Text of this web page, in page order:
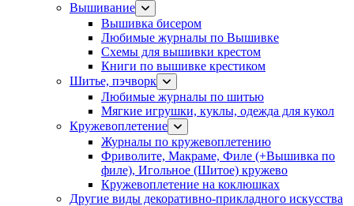
Вышивание
Вышивка бисером
Любимые журналы по Вышивке
Схемы для вышивки крестом
Книги по вышивке крестиком
Шитье, пэчворк
Любимые журналы по шитью
Мягкие игрушки, куклы, одежда для кукол
Кружевоплетение
Журналы по кружевоплетению
Фриволите, Макраме, Филе (+Вышивка по
филе), Игольное (Шитое) кружево
Кружевоплетение на коклюшках
Другие виды декоративно-прикладного искусства